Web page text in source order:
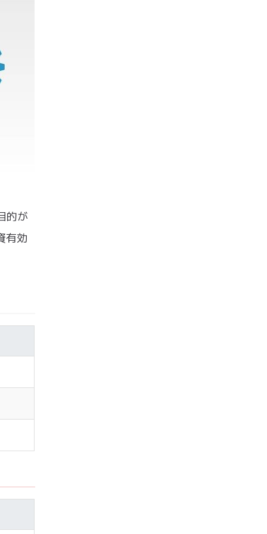
的が
有効